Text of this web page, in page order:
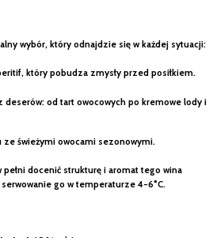
wybór, który odnajdzie się w każdej sytuacji:
, który pobudza zmysły przed posiłkiem.
deserów: od tart owocowych po kremowe lody i
ze świeżymi owocami sezonowymi.
pełni docenić strukturę i aromat tego wina
go w temperaturze 4-6°C.